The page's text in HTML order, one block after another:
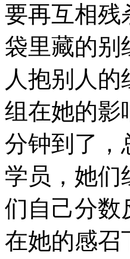
要再互相残
袋里藏的别
人抱别人
组在她的影
分钟到了，
学员，她们
们自己分数
在她的感召